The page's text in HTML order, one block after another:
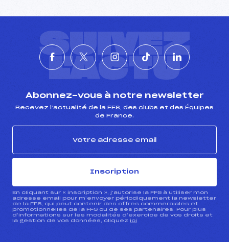
SUIVEZ
L'ACTU
Abonnez-vous à notre newsletter
Recevez l’actualité de la FFS, des clubs et des Équipes
de France.
Inscription
En cliquant sur « inscription », j’autorise la FFS à utiliser mon
adresse email pour m’envoyer périodiquement la newsletter
de la FFS, qui peut contenir des offres commerciales et
promotionnelles de la FFS ou de ses partenaires. Pour plus
d’informations sur les modalités d’exercice de vos droits et
la gestion de vos données, cliquez ici